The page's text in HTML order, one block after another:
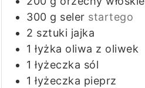
300 g seler startego
2 sztuki jajka
1 łyżka oliwa z oliwek
1 łyżeczka sól
1 łyżeczka pieprz